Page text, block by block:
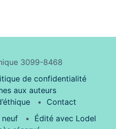
3099-8468
de confidentialité
aux auteurs
Contact
Édité avec Lodel